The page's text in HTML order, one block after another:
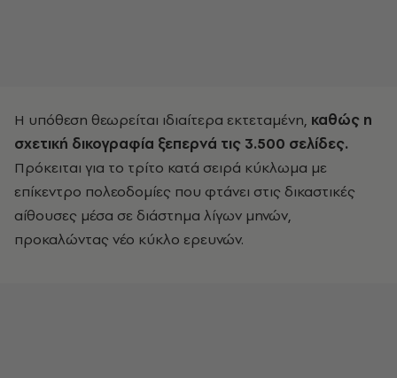
Η υπόθεση θεωρείται ιδιαίτερα εκτεταμένη, καθώς η
σχετική δικογραφία ξεπερνά τις 3.500 σελίδες.
Πρόκειται για το τρίτο κατά σειρά κύκλωμα με
επίκεντρο πολεοδομίες που φτάνει στις δικαστικές
αίθουσες μέσα σε διάστημα λίγων μηνών,
προκαλώντας νέο κύκλο ερευνών.